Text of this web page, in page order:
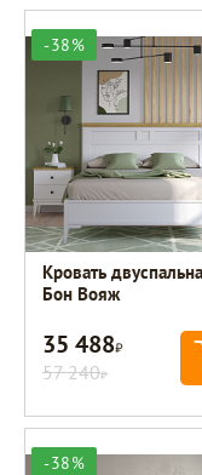
-38%
Кровать
Бон Вояж
35 488Р
57 240Р
-38%